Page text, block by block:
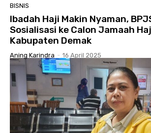
BISNIS
Ibadah Haji Makin Nyaman,
Sosialisasi ke Calon Jamaah
Kabupaten Demak
Aning Karindra - 16 April 2025